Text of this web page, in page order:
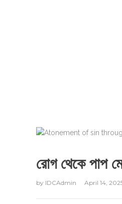
রোগ থেকে পাপ
by IDCAdmin April 14,